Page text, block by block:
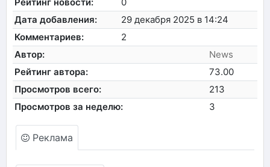
Дата добавления:
29 декабря 2025 в 14:24
Комментариев:
2
Автор:
News
Рейтинг автора:
73.00
Просмотров всего:
213
Просмотров за неделю:
3
Реклама